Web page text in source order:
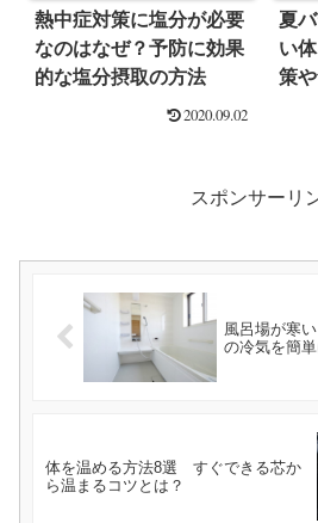
熱中症対策に塩分が必要
なのはなぜ？予防に効果
的な塩分摂取の方法
2020.09.02
夏
い
策
スポンサーリ
風呂場が寒
の冷気を簡
体を温める方法8選 すぐできる芯か
ら温まるコツとは？